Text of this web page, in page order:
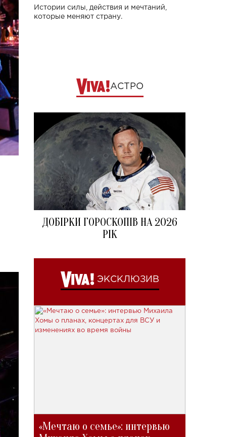
Истории силы, действия и мечтаний,
которые меняют страну.
АСТРО
ДОБІРКИ ГОРОСКОПІВ НА 2026
РІК
ЭКСКЛЮЗИВ
«Мечтаю о семье»: интервью